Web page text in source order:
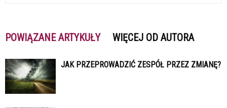
POWIĄZANE ARTYKUŁY WIĘCEJ OD AUTORA
JAK PRZEPROWADZIĆ ZESPÓŁ PRZEZ ZMIANĘ?